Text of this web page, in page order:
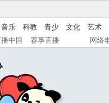
音乐 科教 青少 文化
艺术
中国 赛事直播 网络